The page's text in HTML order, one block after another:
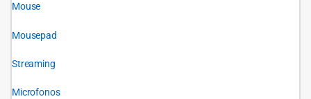
Mouse
Mousepad
Streaming
Microfonos